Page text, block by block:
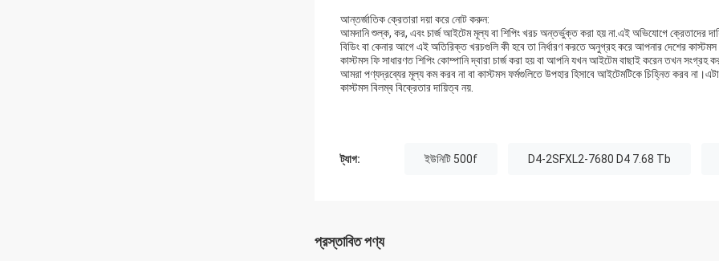
আন্তর্জাতিক ক্রেতারা দয়া করে নোট করুন:
আমদানি শুল্ক, কর, এবং চার্জ আইটেম মূল্য বা শিপিং খরচ অন্তর্ভুক্ত করা হয় না.এই অভিযোগে ক্রেতাদের
বিডিং বা কেনার আগে এই অতিরিক্ত খরচগুলি কী হবে তা নির্ধারণ করতে অনুগ্রহ করে আপনার দেশের
কাস্টমস ফি সাধারণত শিপিং কোম্পানি দ্বারা চার্জ করা হয় বা আপনি যখন আইটেম বাছাই করেন তখন সংগ্রহ
আমরা পণ্যদ্রব্যের মূল্য কম করব না বা কাস্টমস ফর্মগুলিতে উপহার হিসাবে আইটেমটিকে চিহ্নিত করব
কাস্টমস বিলম্ব বিক্রেতার দায়িত্ব নয়.
ট্যাগ: ইউনিটি 500f D4-2SFXL2-7680 D4 7.68 Tb
প্রস্তাবিত পণ্য